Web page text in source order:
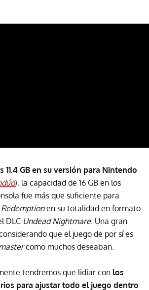
11.4 GB en su versión para Nintendo
), la capacidad de 16 GB en los
fue más que suficiente para
en su totalidad en formato
DLC Undead Nightmare. Una gran
que el juego de por sí es
como muchos deseaban.
tendremos que lidiar con los
para ajustar todo el juego dentro